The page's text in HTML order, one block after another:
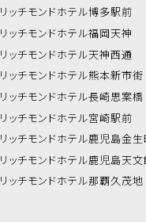
リッチモンドホテル博多駅前
リッチモンドホテル福岡天神
リッチモンドホテル天神西通
リッチモンドホテル熊本新市街
リッチモンドホテル長崎思案橋
リッチモンドホテル宮崎駅前
リッチモンドホテル鹿児島金生
リッチモンドホテル鹿児島天文
リッチモンドホテル那覇久茂地